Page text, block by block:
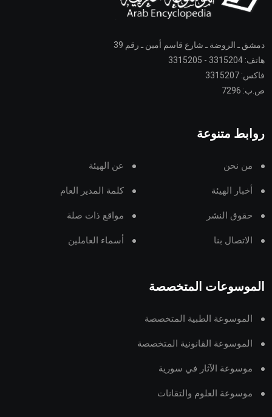
دمشق ـ الروضة ـ شارع قاسم أمين ـ رقم 39
هاتف: 3315204 - 3315205
فاكس: 3315207
ص.ب: 7296
روابط متنوعة
من نحن عن الهيئة
أخبار الهيئة كلمة المدير العام
حقوق النشر مواقع ذات صلة
الاتصال بنا أسماء العاملين
الموسوعات المتخصصة
الموسوعة الطبية المتخصصة
الموسوعة القانونية المتخصصة
موسوعة الآثار في سورية
موسوعة العلوم والتقانات